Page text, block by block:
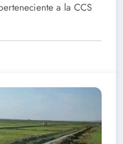
a la CCS